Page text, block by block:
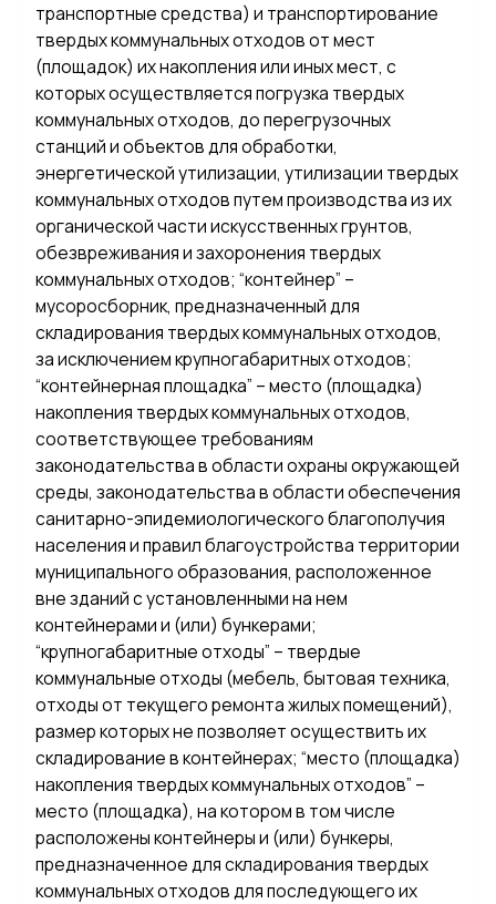
транспортные средства) и транспортирование
твердых коммунальных отходов от мест
(площадок) их накопления или иных мест, с
которых осуществляется погрузка твердых
коммунальных отходов, до перегрузочных
станций и объектов для обработки,
энергетической утилизации, утилизации твердых
коммунальных отходов путем производства из их
органической части искусственных грунтов,
обезвреживания и захоронения твердых
коммунальных отходов; “контейнер” –
мусоросборник, предназначенный для
складирования твердых коммунальных отходов,
за исключением крупногабаритных отходов;
“контейнерная площадка” – место (площадка)
накопления твердых коммунальных отходов,
соответствующее требованиям
законодательства в области охраны окружающей
среды, законодательства в области обеспечения
санитарно-эпидемиологического благополучия
населения и правил благоустройства территории
муниципального образования, расположенное
вне зданий с установленными на нем
контейнерами и (или) бункерами;
“крупногабаритные отходы” – твердые
коммунальные отходы (мебель, бытовая техника,
отходы от текущего ремонта жилых помещений),
размер которых не позволяет осуществить их
складирование в контейнерах; “место (площадка)
накопления твердых коммунальных отходов” –
место (площадка), на котором в том числе
расположены контейнеры и (или) бункеры,
предназначенное для складирования твердых
коммунальных отходов для последующего их